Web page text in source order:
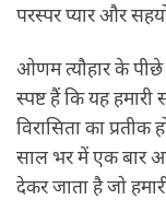
परस्पर प्यार और
ओणम त्यौहार के पीछे
स्पष्ट हैं कि यह
विरासिता का
साल भर में एक बार
देकर जाता है जो